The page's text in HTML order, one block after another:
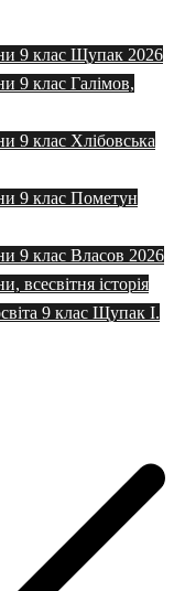
9 клас Щупак 2026
9 клас Галімов,
9 клас Хлібовська
9 клас Пометун
9 клас Власов 2026
всесвітня історія
9 клас Щупак І.